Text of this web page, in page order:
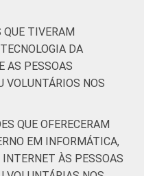
QUE TIVERAM
DA
AS PESSOAS
VOLUNTÁRIOS NOS
QUE OFERECERAM
EM INFORMÁTICA,
ÀS PESSOAS